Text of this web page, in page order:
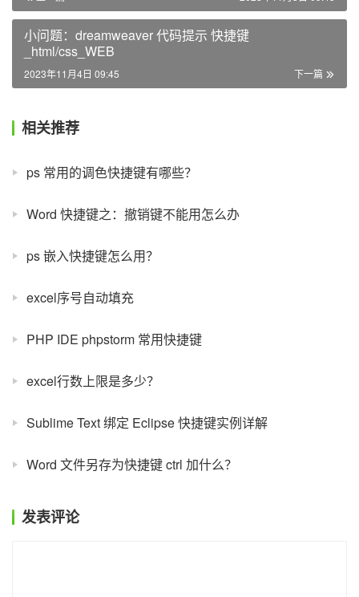
小问题：dreamweaver 代码提示 快捷键
_html/css_WEB
下一篇
2023年11月4日 09:45
相关推荐
ps 常用的调色快捷键有哪些？
Word 快捷键之：撤销键不能用怎么办
ps 嵌入快捷键怎么用？
excel序号自动填充
PHP IDE phpstorm 常用快捷键
excel行数上限是多少？
Sublime Text 绑定 Eclipse 快捷键实例详解
Word 文件另存为快捷键 ctrl 加什么？
发表评论